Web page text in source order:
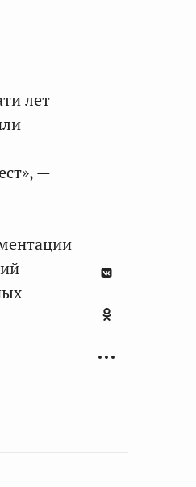
лет
—